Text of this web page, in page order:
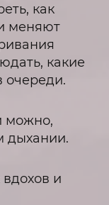
как
меняют
какие
очереди.
можно,
дыхании.
вдохов и